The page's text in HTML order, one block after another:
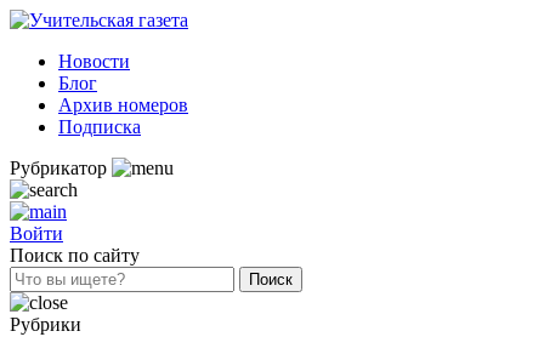
Новости
Блог
Архив номеров
Подписка
Рубрикатор
Войти
Поиск по сайту
Рубрики